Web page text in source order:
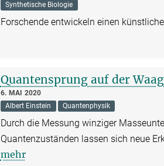
Synthetische Biologie
Forschende entwickeln einen
Quantensprung auf der
6. MAI 2020
Albert Einstein
Quantenphysik
Durch die Messung winziger
Quantenzuständen lassen sich neue
mehr